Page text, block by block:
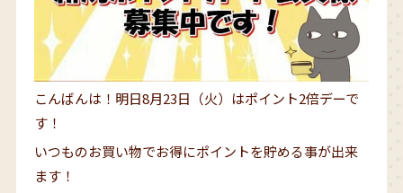
こんばんは！明日8月23日（火）はポイント2倍デーで
す！
いつものお買い物でお得にポイントを貯める事が出来
ます！